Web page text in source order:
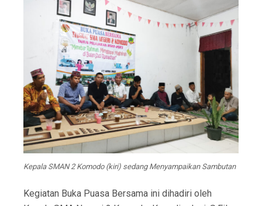
Kepala SMAN 2 Komodo (kiri) sedang Menyampaikan Sambutan
Kegiatan Buka Puasa Bersama ini dihadiri oleh